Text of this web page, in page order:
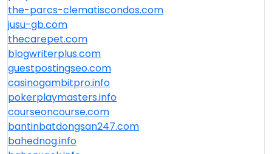
the-parcs-clematiscondos.com
jusu-gb.com
thecarepet.com
blogwriterplus.com
guestpostingseo.com
casinogambitpro.info
pokerplaymasters.info
courseoncourse.com
bantinbatdongsan247.com
bahednog.info